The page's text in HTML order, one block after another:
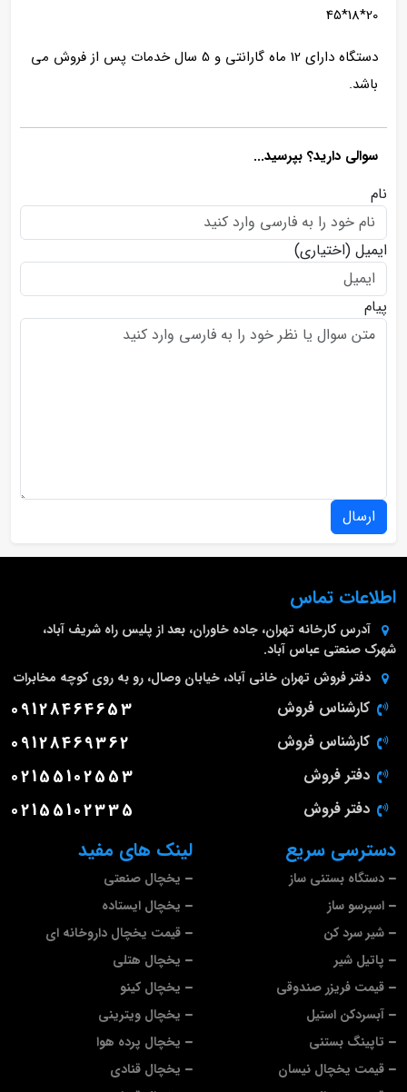
20*18*45
دستگاه دارای 12 ماه گارانتی و 5 سال خدمات پس از فروش می
باشد.
سوالی دارید؟ بپرسید...
نام
ایمیل (اختیاری)
پیام
ارسال
لینک های مفید
یخچال صنعتی
یخچال ایستاده
قیمت یخچال داروخانه ای
یخچال هتلی
یخچال کینو
یخچال ویترینی
یخچال پرده هوا
یخچال قنادی
دسترسی سریع
دستگاه بستنی ساز
اسپرسو ساز
شیر سرد کن
پاتیل شیر
قیمت فریزر صندوقی
آبسردکن استیل
تاپینگ بستنی
قیمت یخچال نیسان
اطلاعات تماس
آدرس کارخانه تهران، جاده خاوران، بعد از پلیس راه شریف آباد،
شهرک صنعتی عباس آباد.
دفتر فروش تهران خانی آباد، خیابان وصال، رو به روی کوچه مخابرات
کارشناس فروش 09128464653
کارشناس فروش 09128469362
دفتر فروش 02155102553
دفتر فروش 02155102335